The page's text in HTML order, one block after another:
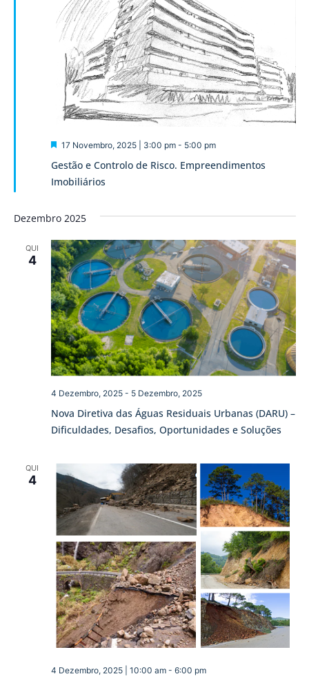
Gestão e Controlo de Risco. Empreendimentos
Imobiliários
Destaque
17 Novembro, 2025 | 3:00 pm- 5:00 pm
Dezembro 2025
QUI
4
Nova Diretiva das Águas Residuais Urbanas (DARU) –
Dificuldades, Desafios, Oportunidades e Soluções
4 Dezembro, 2025- 5 Dezembro, 2025
QUI
4
4 Dezembro, 2025 | 10:00 am- 6:00 pm